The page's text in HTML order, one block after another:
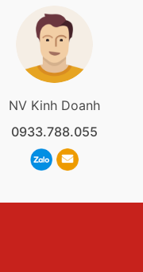
NV Kinh Doanh
0933.788.055